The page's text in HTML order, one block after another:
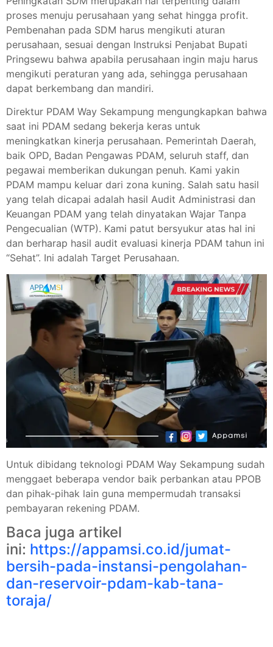
proses menuju perusahaan yang sehat hingga profit.
Pembenahan pada SDM harus mengikuti aturan
perusahaan, sesuai dengan Instruksi Penjabat Bupati
Pringsewu bahwa apabila perusahaan ingin maju harus
mengikuti peraturan yang ada, sehingga perusahaan
dapat berkembang dan mandiri.
Direktur PDAM Way Sekampung mengungkapkan bahwa
saat ini PDAM sedang bekerja keras untuk
meningkatkan kinerja perusahaan. Pemerintah Daerah,
baik OPD, Badan Pengawas PDAM, seluruh staff, dan
pegawai memberikan dukungan penuh. Kami yakin
PDAM mampu keluar dari zona kuning. Salah satu hasil
yang telah dicapai adalah hasil Audit Administrasi dan
Keuangan PDAM yang telah dinyatakan Wajar Tanpa
Pengecualian (WTP). Kami patut bersyukur atas hal ini
dan berharap hasil audit evaluasi kinerja PDAM tahun ini
“Sehat”. Ini adalah Target Perusahaan.
Untuk dibidang teknologi PDAM Way Sekampung sudah
menggaet beberapa vendor baik perbankan atau PPOB
dan pihak-pihak lain guna mempermudah transaksi
pembayaran rekening PDAM.
Baca juga artikel
ini: https://appamsi.co.id/jumat-
bersih-pada-instansi-pengolahan-
dan-reservoir-pdam-kab-tana-
toraja/